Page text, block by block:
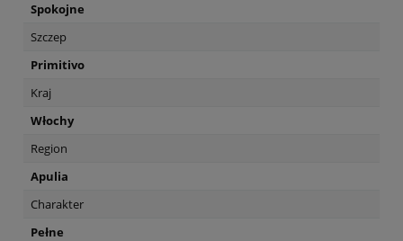
Spokojne
Szczep
Primitivo
Kraj
Włochy
Region
Apulia
Charakter
Pełne